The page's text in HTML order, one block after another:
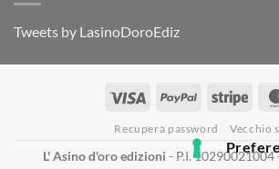
Tweets by LasinoDoroEdiz
Visa PayPal
Recupera password Vecchio
L' Asino d'oro edizioni - P.I. 10290021004